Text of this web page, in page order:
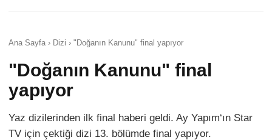
Ana Sayfa › Dizi › "Doğanın Kanunu" final yapıyor
"Doğanın Kanunu" final
yapıyor
Yaz dizilerinden ilk final haberi geldi. Ay Yapım‘ın Star
TV için çektiği dizi 13. bölümde final yapıyor.